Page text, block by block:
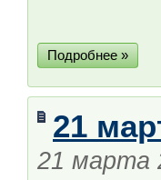
Подробнее »
21
21 марта